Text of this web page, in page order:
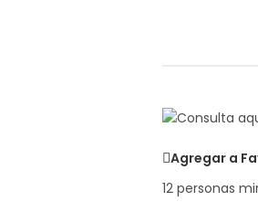
Agregar a
12 personas